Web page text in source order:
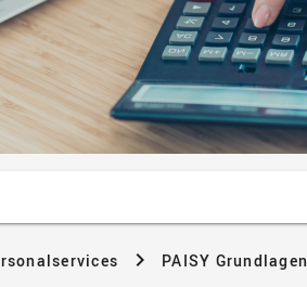
PAISY Grundlagen